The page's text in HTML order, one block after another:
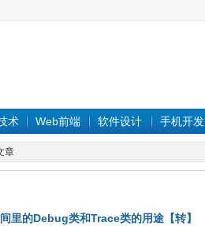
术 Web前端 软件设计 手机开发
章
的Debug类和Trace类的用途【转】